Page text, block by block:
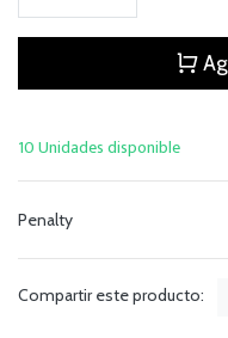
10 Unidades disponible
Penalty
Compartir este producto: